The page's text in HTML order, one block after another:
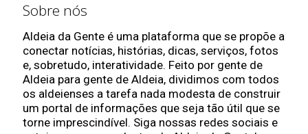
Sobre nós
Aldeia da Gente é uma plataforma que se propõe a
conectar notícias, histórias, dicas, serviços, fotos
e, sobretudo, interatividade. Feito por gente de
Aldeia para gente de Aldeia, dividimos com todos
os aldeienses a tarefa nada modesta de construir
um portal de informações que seja tão útil que se
torne imprescindível. Siga nossas redes sociais e